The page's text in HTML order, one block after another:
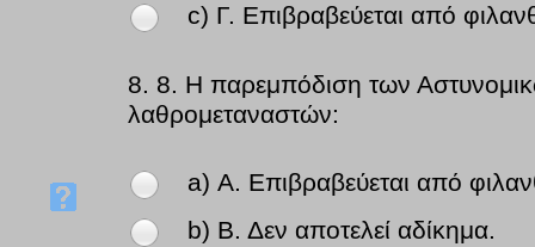
c) Γ. Επιβραβεύεται από
8. 8. Η παρεμπόδιση των
λαθρομεταναστών:
a) Α. Επιβραβεύεται από
b) Β. Δεν αποτελεί αδίκημα.